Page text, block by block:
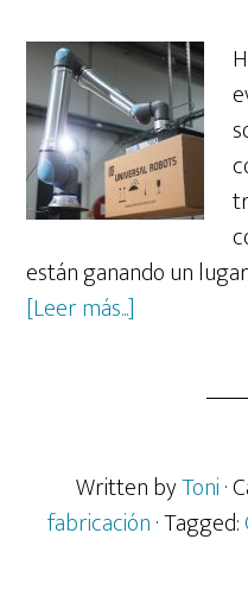
están ganando un
[Leer más...]
de
trabajo
Written byToni·
fabricación· Tagged: